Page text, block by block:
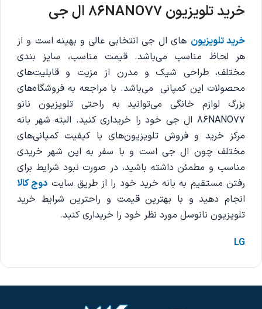
خرید تلویزیون 86NANO77 ال جی
خرید تلویزیون‌ های ال جی انتخابی عالی و بهینه‌ است و از
هر لحاظ مناسب می‌باشد. قیمت مناسب، سایز بندی
مختلف، طراحی شیک و مدرن از مزیت و قابلیت‌های
محصولات این کمپانی می‌باشد. با مراجعه به فروشگاه‌های
بزرگ لوازم خانگی می‌توانید به راحتی تلویزیون نانو
86NANO77 ال جی خود را خریداری کنید. البته شهر بانه
مرکز خرید و فروش تلویزیون‌های با کیفیت کمپانی‌های
مختلف چون ال جی است و با سفر به این شهر خریدی
مناسب و مطمئن داشته باشید، در صورت نبود شرایط برای
رفتن مستقیم به بانه خرید خود را از طریق سایت دوج کالا
انجام دهید و با بهترین قیمت و راحترین شرایط خرید
تلویزیون نانوسل مورد نظر خود را خریداری کنید.
LG